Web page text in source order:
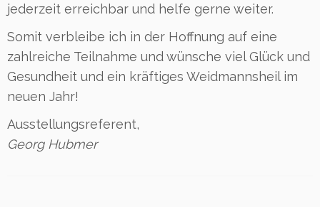
jederzeit erreichbar und helfe gerne weiter.
Somit verbleibe ich in der Hoffnung auf eine
zahlreiche Teilnahme und wünsche viel Glück und
Gesundheit und ein kräftiges Weidmannsheil im
neuen Jahr!
Ausstellungsreferent,
Georg Hubmer